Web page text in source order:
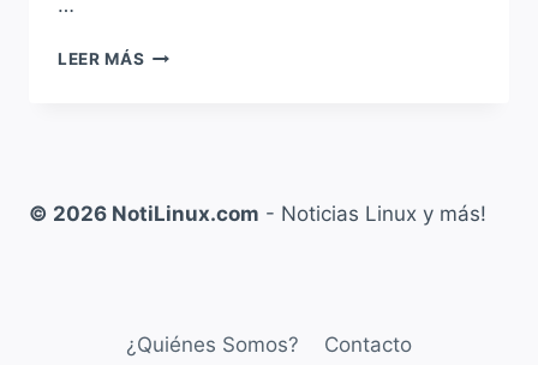
…
LEER MÁS GNOME
CON
© 2026 NotiLinux.com - Noticias Linux y más!
¿Quiénes Somos? Contacto